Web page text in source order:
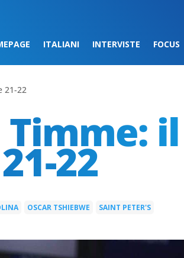
ITALIANI INTERVISTE FOCUS
21-22
22
OSCAR TSHIEBWE SAINT PETER'S